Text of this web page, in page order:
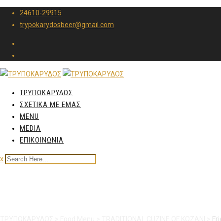
24610-29915
trypokarydosbeer@gmail.com
ΤΡΥΠΟΚΑΡΥΔΟΣ
ΣΧΕΤΙΚΑ ΜΕ ΕΜΑΣ
MENU
MEDIA
ΕΠΙΚΟΙΝΩΝΙΑ
x